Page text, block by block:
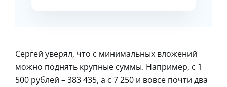
Сергей уверял, что с минимальных вложений
можно поднять крупные суммы. Например, с 1
500 рублей – 383 435, а с 7 250 и вовсе почти два